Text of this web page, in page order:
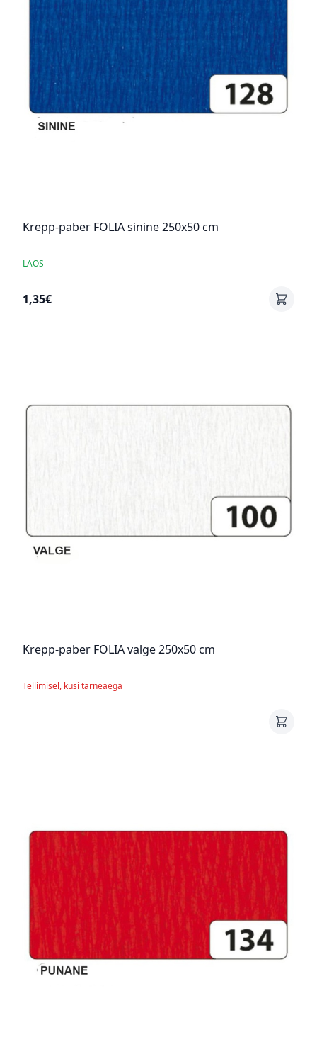
Krepp-paber FOLIA sinine 250x50 cm
LAOS
1,35€
Krepp-paber FOLIA valge 250x50 cm
Tellimisel, küsi tarneaega